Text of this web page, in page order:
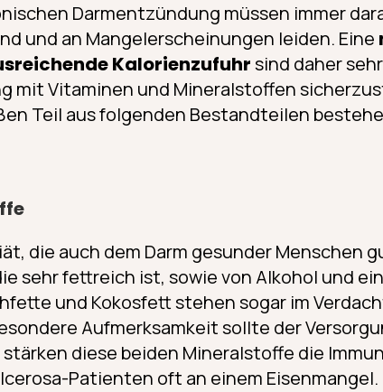
Darmentzündung müssen immer
und an Mangelerscheinungen leiden. Eine
Kalorienzufuhrsind daher
mit Vitaminen und Mineralstoffen
Teil aus folgenden Bestandteilen
die auch dem Darm gesunder Menschen
sehr fettreich ist, sowie von Alkohol und
und Kokosfett stehen sogar im
Aufmerksamkeit sollte der
diese beiden Mineralstoffe die
Patienten oft an einem Eisenmangel.